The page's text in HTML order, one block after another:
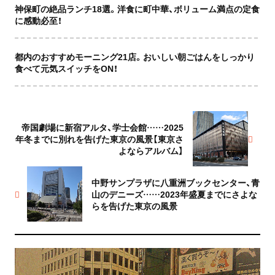
神保町の絶品ランチ18選。洋食に町中華、ボリューム満点の定食
に感動必至！
都内のおすすめモーニング21店。おいしい朝ごはんをしっかり
食べて元気スイッチをON！
中野サンプラザに八重洲ブックセンター、青
山のデニーズ……2023年盛夏までにさよな
らを告げた東京の風景
帝国劇場に新宿アルタ、学士会館……2025
年冬までに別れを告げた東京の風景【東京さ
よならアルバム】